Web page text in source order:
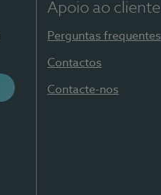
Apoio ao cliente
Perguntas frequentes
Contactos
Contacte-nos